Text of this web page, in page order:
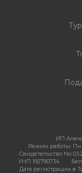
ИП
Режим работы: Пн
Свидетельство No
УНП 192790734
Дата регистрации в